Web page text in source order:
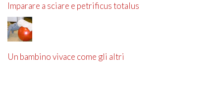
Imparare a sciare e petrificus totalus
Un bambino vivace come gli altri